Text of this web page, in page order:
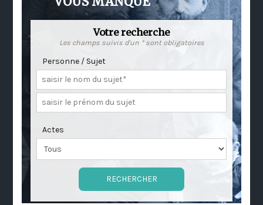
Votre recherche
Les champs suivis d'un * sont obligatoires
Personne / Sujet
Actes